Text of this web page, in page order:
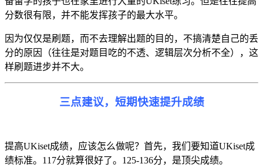
分数很有限，并不能发挥孩子的最大水平。
因为仅仅是刷题，而不去理解出题的目的，不搞清楚自己的丢
分的原因（往往是对题目吃的不透、逻辑层次分析不全），这
样刷题进步并不大。
三点建议，短期快速提升成绩
提高UKiset成绩，应该怎么做呢？首先，我们要知道UKiset成
绩标准。117分就算很好了。125-136分，是顶尖成绩。